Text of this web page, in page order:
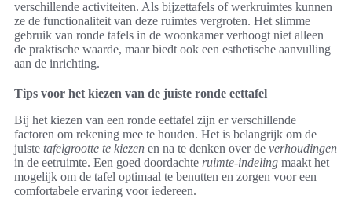
verschillende activiteiten. Als bijzettafels of werkruimtes kunnen
ze de functionaliteit van deze ruimtes vergroten. Het slimme
gebruik van ronde tafels in de woonkamer verhoogt niet alleen
de praktische waarde, maar biedt ook een esthetische aanvulling
aan de inrichting.
Tips voor het kiezen van de juiste ronde eettafel
Bij het kiezen van een ronde eettafel zijn er verschillende
factoren om rekening mee te houden. Het is belangrijk om de
juiste tafelgrootte te kiezen en na te denken over de verhoudingen
in de eetruimte. Een goed doordachte ruimte-indeling maakt het
mogelijk om de tafel optimaal te benutten en zorgen voor een
comfortabele ervaring voor iedereen.